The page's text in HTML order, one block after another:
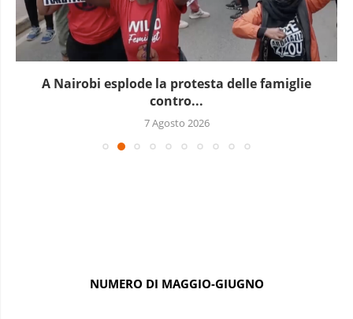
A Nairobi esplode la protesta delle famiglie
contro...
7 Agosto 2026
NUMERO DI MAGGIO-GIUGNO